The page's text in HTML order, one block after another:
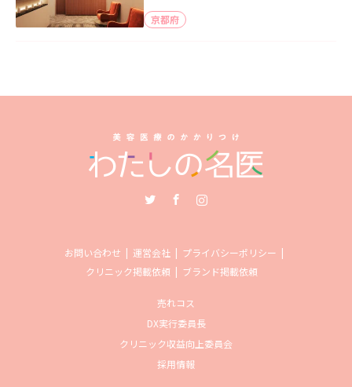
京都府
お問い合わせ 運営会社
プライバシーポリシー
クリニック掲載依頼
ブランド掲載依頼
売れコス
DX実行委員長
クリニック収益向上委員会
採用情報